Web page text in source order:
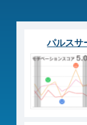
パルスサ